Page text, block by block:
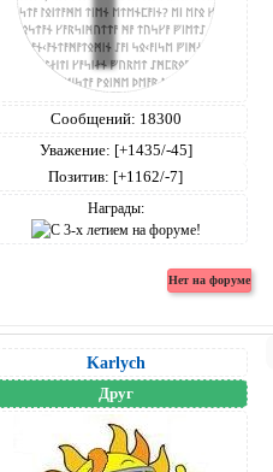
Сообщений: 18300
Уважение: [+1435/-45]
Позитив: [+1162/-7]
Награды:
Karlych
Друг